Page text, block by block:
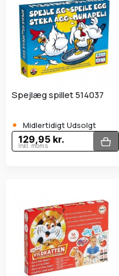
Spejlæg spillet 514037
• Midlertidigt Udsolgt
129,95 kr.
Inkl. moms